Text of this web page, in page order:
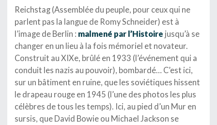
Reichstag (Assemblée du peuple, pour ceux qui ne
parlent pas la langue de Romy Schneider) est à
l’image de Berlin : malmené par l’Histoire jusqu’à se
changer en un lieu à la fois mémoriel et novateur.
Construit au XIXe, brûlé en 1933 (l’événement qui a
conduit les nazis au pouvoir), bombardé… C’est ici,
sur un bâtiment en ruine, que les soviétiques hissent
le drapeau rouge en 1945 (l’une des photos les plus
célèbres de tous les temps). Ici, au pied d’un Mur en
sursis, que David Bowie ou Michael Jackson se